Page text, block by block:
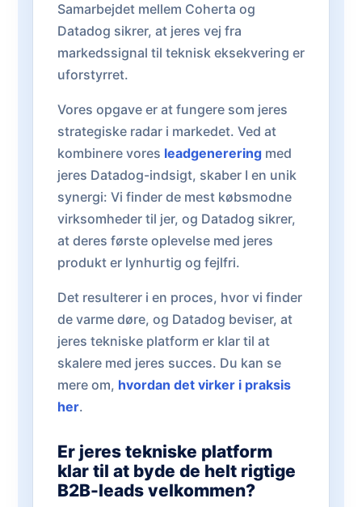
Samarbejdet mellem Coherta og
Datadog sikrer, at jeres vej fra
markedssignal til teknisk eksekvering er
uforstyrret.
Vores opgave er at fungere som jeres
strategiske radar i markedet. Ved at
kombinere vores leadgenerering med
jeres Datadog-indsigt, skaber I en unik
synergi: Vi finder de mest købsmodne
virksomheder til jer, og Datadog sikrer,
at deres første oplevelse med jeres
produkt er lynhurtig og fejlfri.
Det resulterer i en proces, hvor vi finder
de varme døre, og Datadog beviser, at
jeres tekniske platform er klar til at
skalere med jeres succes. Du kan se
mere om, hvordan det virker i praksis
her.
Er jeres tekniske platform
klar til at byde de helt rigtige
B2B-leads velkommen?